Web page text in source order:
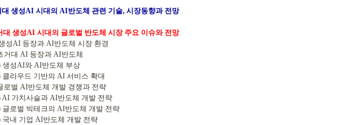
대 생성AI 시대의 AI반도체 관련 기술, 시장동향과 전망
대 생성AI 시대의 글로벌 반도체 시장 주요 이슈와 전망
성AI 등장과 AI반도체 시장 환경
대 AI 등장과 AI반도체
성AI와 AI반도체 부상
라우드 기반의 AI 서비스 확대
로벌 AI반도체 개발 경쟁과 전략
가치사슬과 AI반도체 개발 전략
로벌 빅테크의 AI반도체 개발 전략
내 기업 AI반도체 개발 전략